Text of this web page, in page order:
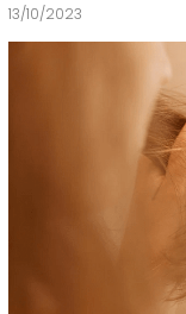
13/10/2023